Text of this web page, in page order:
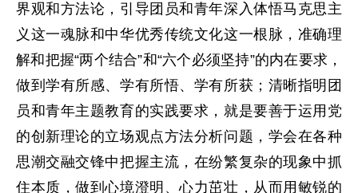
界观和方法论，引导团员和青年深入体悟马克思主
义这一魂脉和中华优秀传统文化这一根脉，准确理
解和把握“两个结合”和“六个必须坚持”的内在要求，
做到学有所感、学有所悟、学有所获；清晰指明团
员和青年主题教育的实践要求，就是要善于运用党
的创新理论的立场观点方法分析问题，学会在各种
思潮交融交锋中把握主流，在纷繁复杂的现象中抓
住本质，做到心境澄明、心力茁壮，从而用敏锐的